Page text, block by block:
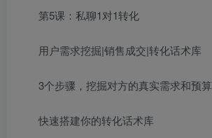
第5课：私聊1对1转化
用户需求挖掘|销售成交|转化话术库
3个步骤，挖掘对方的真实需求和预算
快速搭建你的转化话术库